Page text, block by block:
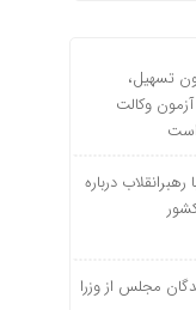
تسهیل،
وکالت
درباره